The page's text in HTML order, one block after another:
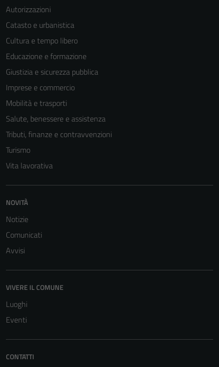
Autorizzazioni
Catasto e urbanistica
Cultura e tempo libero
Educazione e formazione
Giustizia e sicurezza pubblica
Imprese e commercio
Mobilità e trasporti
Salute, benessere e assistenza
Tributi, finanze e contravvenzioni
Turismo
Vita lavorativa
NOVITÀ
Notizie
Comunicati
Avvisi
VIVERE IL COMUNE
Luoghi
Eventi
CONTATTI